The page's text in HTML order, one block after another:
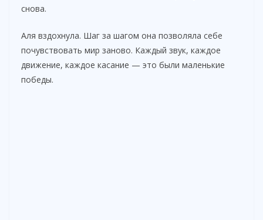
снова.
Аля вздохнула. Шаг за шагом она позволяла себе
почувствовать мир заново. Каждый звук, каждое
движение, каждое касание — это были маленькие
победы.